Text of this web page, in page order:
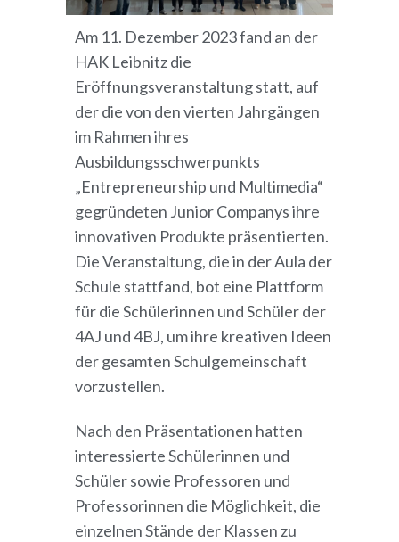
Am 11. Dezember 2023 fand an der
HAK Leibnitz die
Eröffnungsveranstaltung statt, auf
der die von den vierten Jahrgängen
im Rahmen ihres
Ausbildungsschwerpunkts
„Entrepreneurship und Multimedia“
gegründeten Junior Companys ihre
innovativen Produkte präsentierten.
Die Veranstaltung, die in der Aula der
Schule stattfand, bot eine Plattform
für die Schülerinnen und Schüler der
4AJ und 4BJ, um ihre kreativen Ideen
der gesamten Schulgemeinschaft
vorzustellen.
Nach den Präsentationen hatten
interessierte Schülerinnen und
Schüler sowie Professoren und
Professorinnen die Möglichkeit, die
einzelnen Stände der Klassen zu